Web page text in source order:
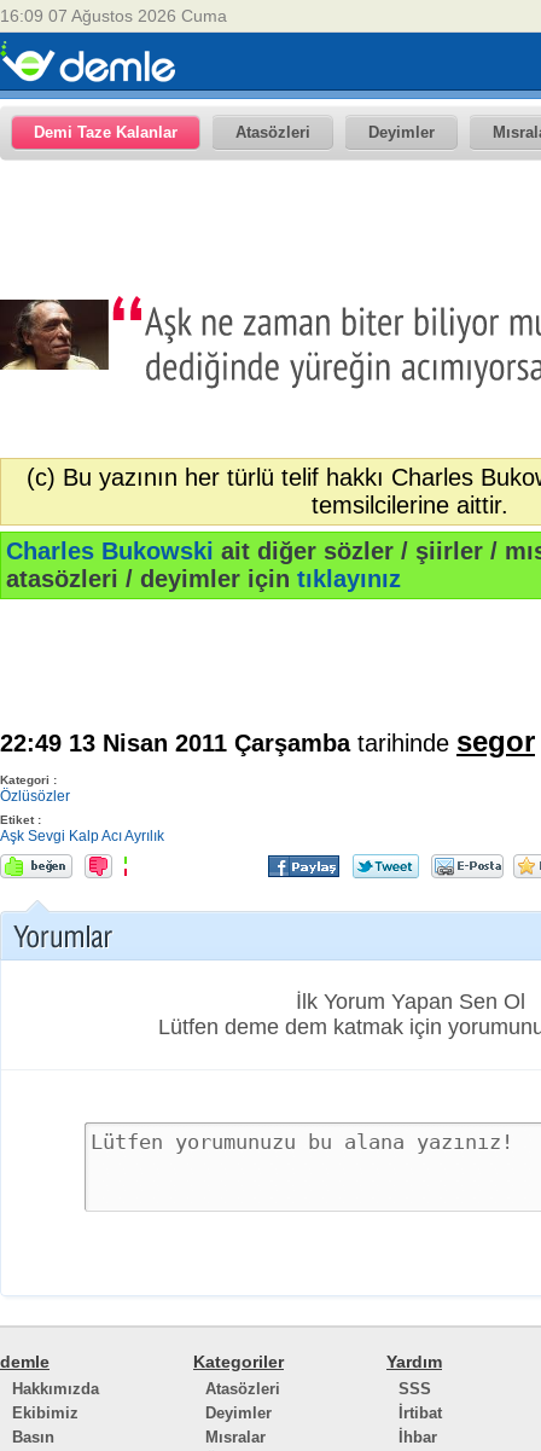
16:09 07 Ağustos 2026 Cuma
Demi Taze Kalanlar Atasözleri Deyimler
(c) Bu yazının her türlü telif hakkı Charles
temsilcilerine aittir.
Charles Bukowski ait diğer sözler / şiirler /
atasözleri / deyimler için tıklayınız
22:49 13 Nisan 2011 Çarşambatarihinde segor
Kategori :
Özlüsözler
Etiket :
Aşk Sevgi KalpAcıAyrılık
İlk Yorum Yapan Sen Ol
Lütfen deme dem katmak için
demle
Hakkımızda
Ekibimiz
Basın
Kategoriler
Atasözleri
Deyimler
Mısralar
Yardım
SSS
İrtibat
İhbar